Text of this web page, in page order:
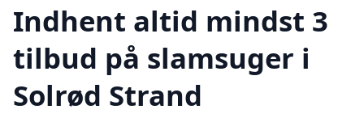
Indhent altid mindst 3
tilbud på slamsuger i
Solrød Strand